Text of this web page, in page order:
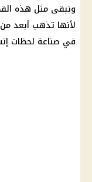
وتبقى مثل هذه
لأنها تذهب أبعد
في صناعة لحظات